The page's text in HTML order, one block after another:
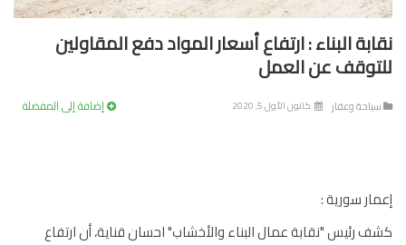
البناء : ارتفاع أسعار المواد دفع المقاولين
عن العمل
وعقار كانون الأول 5, 2020 إضافة إلى المفضلة
سورية :
رئيس "نقابة عمال البناء والأخشاب" احسان قناية، أن ارتفاع